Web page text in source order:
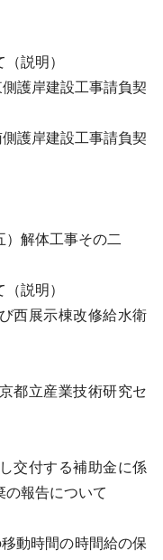
説明）
護岸建設工事請負契
護岸建設工事請負契
）解体工事その二
説明）
西展示棟改修給水衛
都立産業技術研究セ
交付する補助金に係
の報告について
動時間の時間給の保